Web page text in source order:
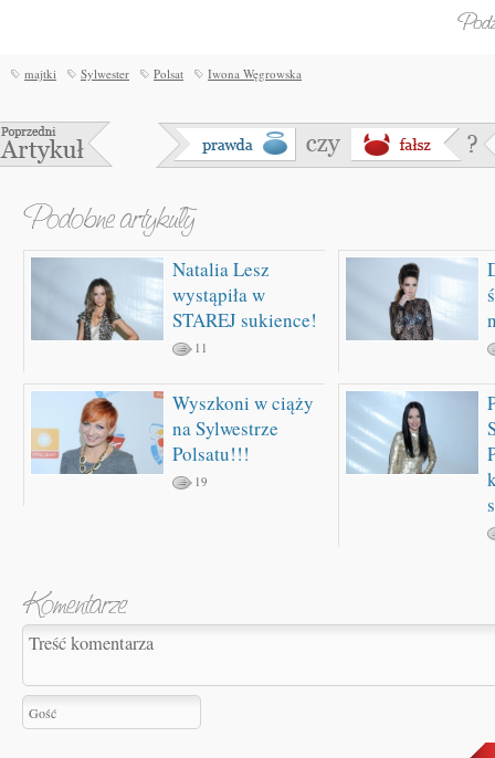
majtki Sylwester Polsat Iwona Węgrowska
Natalia Lesz
wystąpiła w
STAREJ sukience!
11
Wyszkoni w ciąży
na Sylwestrze
Polsatu!!!
19